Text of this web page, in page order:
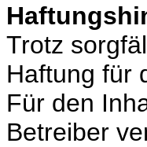
Trotz
Haftung für
Für den
Betreiber